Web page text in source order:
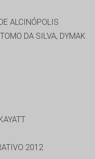
ALCINÓPOLIS
DA SILVA, DYMAK
2012